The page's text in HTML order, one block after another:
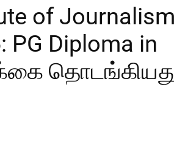
of Journalism
PG Diploma in